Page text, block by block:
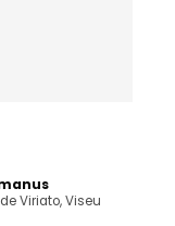
Viriato, Viseu